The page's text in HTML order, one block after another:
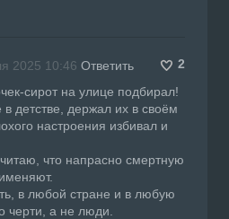
2025 10:46 Ответить
2
сирот на улице подбирал!
детстве, держал их в своём
настроения избивал и
что напрасно смертную
в любой стране и в любую
черти, а не люди.